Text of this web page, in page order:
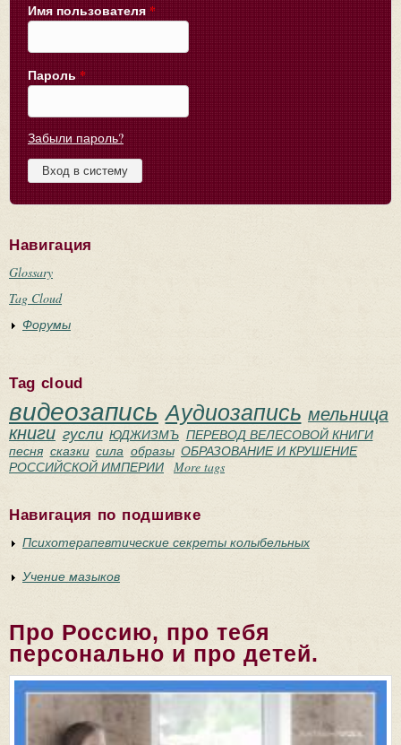
Имя пользователя *
Пароль *
Забыли пароль?
Навигация
Glossary
Tag Cloud
Форумы
Tag cloud
видеозапись Аудиозапись мельница
книги гусли ЮДЖИЗМЪ ПЕРЕВОД ВЕЛЕСОВОЙ КНИГИ
песня сказки сила образы ОБРАЗОВАНИЕ И КРУШЕНИЕ
РОССИЙСКОЙ ИМПЕРИИ More tags
Навигация по подшивке
Психотерапевтические секреты колыбельных
Учение мазыков
Про Россию, про тебя
персонально и про детей.